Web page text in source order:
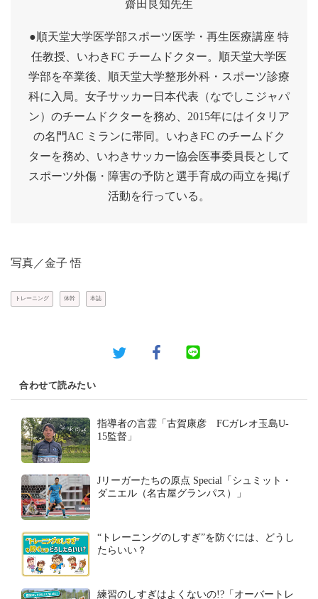
齋田良知先生
●順天堂大学医学部スポーツ医学・再生医療講座 特
任教授、いわきFC チームドクター。順天堂大学医
学部を卒業後、順天堂大学整形外科・スポーツ診療
科に入局。女子サッカー日本代表（なでしこジャパ
ン）のチームドクターを務め、2015年にはイタリア
の名門AC ミランに帯同。いわきFC のチームドク
ターを務め、いわきサッカー協会医事委員長として
スポーツ外傷・障害の予防と選手育成の両立を掲げ
活動を行っている。
写真／金子 悟
トレーニング 体幹 本誌
合わせて読みたい
指導者の言霊「古賀康彦 FCガレオ玉島U-
15監督」
Jリーガーたちの原点 Special「シュミット・
ダニエル（名古屋グランパス）」
“トレーニングのしすぎ”を防ぐには、どうし
たらいい？
練習のしすぎはよくないの!?「オーバートレ